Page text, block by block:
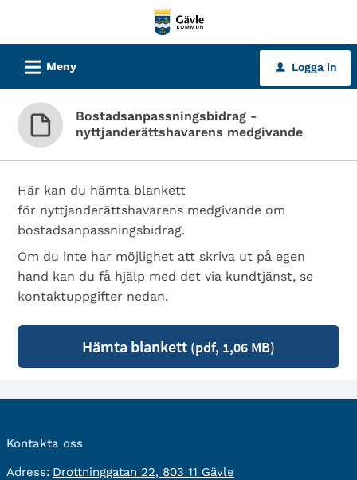
tjänster
Gävle
kommun
L Meny u Logga in
Bostadsanpassningsbidrag -
nyttjanderättshavarens medgivande
Här kan du hämta blankett
för nyttjanderättshavarens medgivande om
bostadsanpassningsbidrag.
Om du inte har möjlighet att skriva ut på egen
hand kan du få hjälp med det via kundtjänst, se
kontaktuppgifter nedan.
Hämta blankett (pdf, 1,06 MB)
Kontakta oss
Adress: besöksadress:
Drottninggatan 22, 803 11 Gävle